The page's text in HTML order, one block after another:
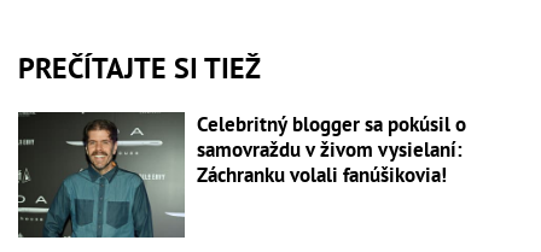
PREČÍTAJTE SI TIEŽ
Celebritný blogger sa pokúsil o
samovraždu v živom vysielaní:
Záchranku volali fanúšikovia!